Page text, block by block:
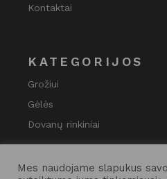
Kontaktai
KATEGORIJOS
Grožiui
Gėlės
Dovanų rinkiniai
Mes naudojame slapukus